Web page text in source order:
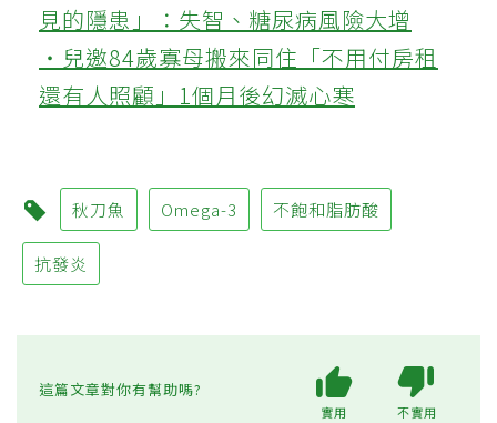
見的隱患」：失智、糖尿病風險大增
‧兒邀84歲寡母搬來同住「不用付房租
還有人照顧」1個月後幻滅心寒
秋刀魚 Omega-3 不飽和脂肪酸
抗發炎
這篇文章對你有幫助嗎?
實用 不實用